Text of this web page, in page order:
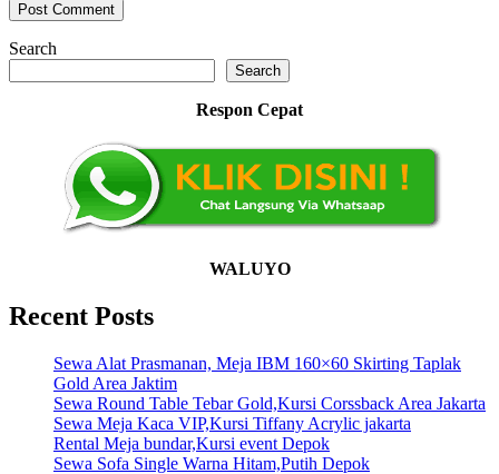
Search
Search
Respon Cepat
WALUYO
Recent Posts
Sewa Alat Prasmanan, Meja IBM 160×60 Skirting Taplak
Gold Area Jaktim
Sewa Round Table Tebar Gold,Kursi Corssback Area Jakarta
Sewa Meja Kaca VIP,Kursi Tiffany Acrylic jakarta
Rental Meja bundar,Kursi event Depok
Sewa Sofa Single Warna Hitam,Putih Depok